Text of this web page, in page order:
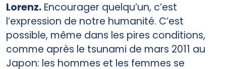
Lorenz. Encourager quelqu’un, c’est
l’expression de notre humanité. C’est
possible, même dans les pires conditions,
comme après le tsunami de mars 2011 au
Japon: les hommes et les femmes se